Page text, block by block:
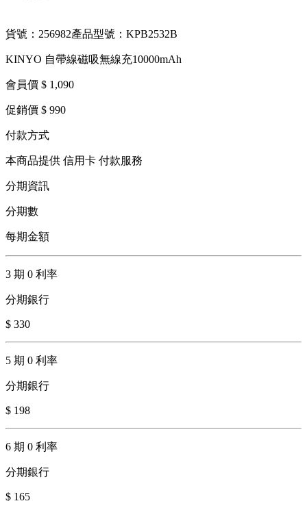
貨號：256982產品型號：KPB2532B
KINYO 自帶線磁吸無線充10000mAh
會員價 $ 1,090
促銷價 $ 990
付款方式
本商品提供 信用卡 付款服務
分期資訊
分期數
每期金額
3 期 0 利率
分期銀行
$ 330
5 期 0 利率
分期銀行
$ 198
6 期 0 利率
分期銀行
$ 165